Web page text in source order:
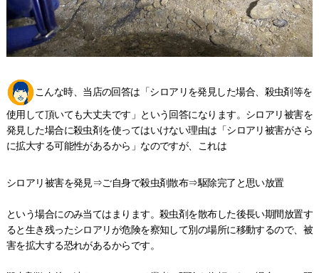
こんな時、当店の回答は「シロアリを発見した場合、殺虫剤等を
使用して頂いても大丈夫です」という回答になります。シロアリ被害を
発見した場合に殺虫剤を使ってはいけない理由は「シロアリ被害がさら
に拡大する可能性があるから」なのですが、これは
シロアリ被害を発見⇒ご自身で殺虫剤散布⇒駆除完了と思い放置
という場合にのみ当てはまります。殺虫剤を散布した後長い期間放置す
ると生き残ったシロアリが危険を察知して別の場所に移動するので、被
害を拡大する恐れがあるからです。